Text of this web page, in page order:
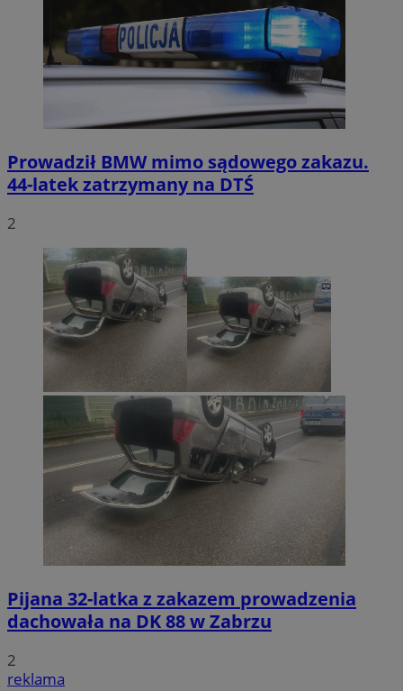
Prowadził BMW mimo sądowego zakazu.
44-latek zatrzymany na DTŚ
2
Pijana 32-latka z zakazem prowadzenia
dachowała na DK 88 w Zabrzu
2
reklama